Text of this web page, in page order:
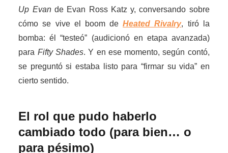
Up Evande Evan Ross Katz y, conversando sobre
cómo se vive el boom deHeated Rivalry, tiró la
bomba: él “testeó” (audicionó en etapa avanzada)
para Fifty Shades. Y en ese momento, según contó,
se preguntó si estaba listo para “firmar su vida” en
cierto sentido.
El rol que pudo haberlo
cambiado todo (para bien… o
para pésimo)